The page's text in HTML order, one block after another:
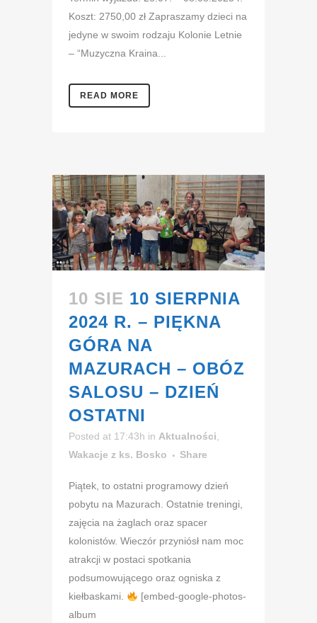
Koszt: 2750,00 zł Zapraszamy dzieci na
jedyne w swoim rodzaju Kolonie Letnie
– “Muzyczna Kraina...
READ MORE
10 SIE 10 SIERPNIA
2024 R. – PIĘKNA
GÓRA NA
MAZURACH – OBÓZ
SALOSU – DZIEŃ
OSTATNI
Posted at 17:43h in Aktualności,
Wakacje z ks. Bosko
Share
Piątek, to ostatni programowy dzień
pobytu na Mazurach. Ostatnie treningi,
zajęcia na żaglach oraz spacer
kolonistów. Wieczór przyniósł nam moc
atrakcji w postaci spotkania
podsumowującego oraz ogniska z
kiełbaskami.
[embed-google-photos-
album